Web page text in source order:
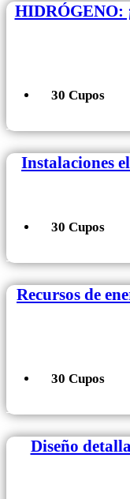
HIDRÓGENO:
30 Cupos
+ Información
Instalaciones
30 Cupos
+ Información
Recursos de
30 Cupos
+ Información
Diseño